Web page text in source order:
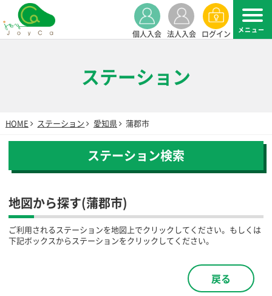
個人入会 法人入会 ログイン
ステーション
HOME ステーション 愛知県 蒲郡市
ステーション検索
地図から探す(蒲郡市)
ご利用されるステーションを地図上でクリックしてください。もしくは
下記ボックスからステーションをクリックしてください。
戻る